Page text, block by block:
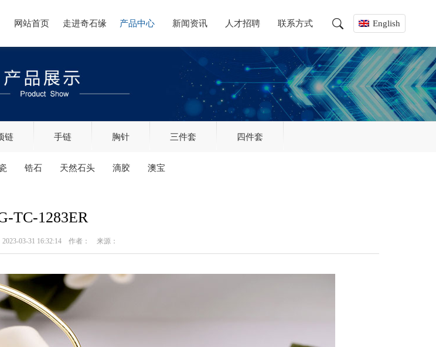
网站首页 走进奇石缘 产品中心 新闻资讯 人才招聘 联系方式 English
链 手链 胸针 三件套 四件套
锆石 天然石头 滴胶 澳宝
TC-1283ER
2023-03-31 16:32:14 作者： 来源：